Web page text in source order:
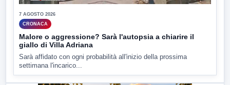
7 AGOSTO 2026
CRONACA
Malore o aggressione? Sarà l'autopsia a chiarire il
giallo di Villa Adriana
Sarà affidato con ogni probabilità all'inizio della prossima
settimana l'incarico...